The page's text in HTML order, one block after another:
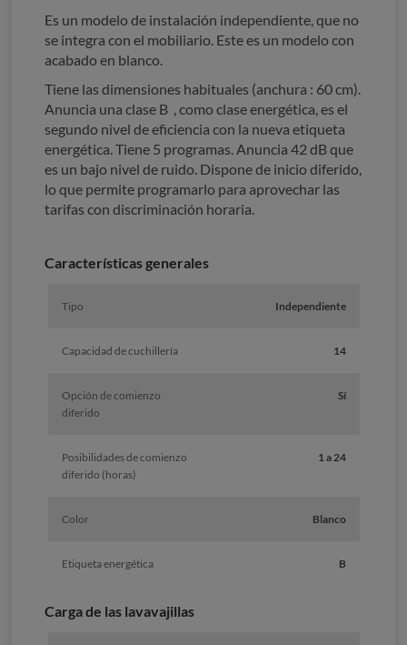
Es un modelo de instalación independiente, que no
se integra con el mobiliario. Este es un modelo con
acabado en blanco.
Tiene las dimensiones habituales (anchura : 60 cm).
Anuncia una clase B , como clase energética, es el
segundo nivel de eficiencia con la nueva etiqueta
energética. Tiene 5 programas. Anuncia 42 dB que
es un bajo nivel de ruido. Dispone de inicio diferido,
lo que permite programarlo para aprovechar las
tarifas con discriminación horaria.
Características generales
Tipo Independiente
Capacidad de cuchillería 14
Opción de comienzo
diferido
Sí
Posibilidades de comienzo
diferido (horas)
1 a 24
Color Blanco
Etiqueta energética B
Carga de las lavavajillas